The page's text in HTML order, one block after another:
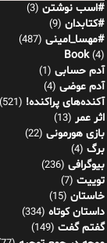
#اسب نوشتن (3)
#کتابدان (9)
#مهسا_امینی (487)
Book(4)
آدم حسابی (1)
آدم عوضی (4)
آکنده‌های پراکنده! (521)
اثر عمر (13)
بازی هورمونی (22)
برگ (4)
بیوگرافی (236)
توییت (7)
خاستان (15)
داستان کوتاه (334)
گفتم گفت (149)